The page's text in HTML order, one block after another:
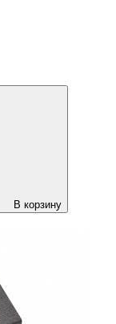
В корзину